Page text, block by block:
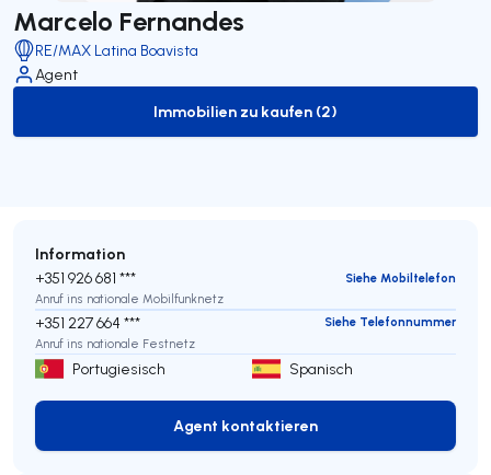
Marcelo Fernandes
RE/MAX Latina Boavista
Agent
to-buy-listing
Immobilien zu kaufen (2)
Information
+351 926 681 ***
Siehe Mobiltelefon
Anruf ins nationale Mobilfunknetz
+351 227 664 ***
Siehe Telefonnummer
Anruf ins nationale Festnetz
Portugiesisch Spanisch
Agent kontaktieren
Agent kontaktieren